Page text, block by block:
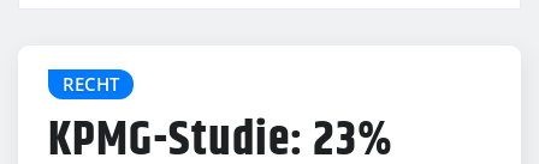
RECHT
KPMG-Studie: 23%